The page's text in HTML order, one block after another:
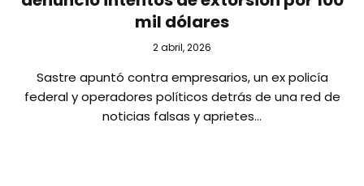
mil dólares
2 abril, 2026
Sastre apuntó contra empresarios, un ex policía
federal y operadores políticos detrás de una red de
noticias falsas y aprietes…